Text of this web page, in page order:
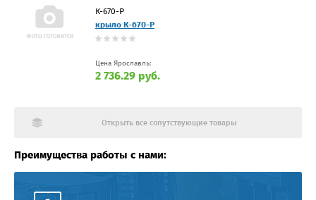
К-670-Р
крыло К-670-Р
Цена Ярославль:
2 736.29 руб.
Открыть все сопутствующие товары
Преимущества работы с нами: